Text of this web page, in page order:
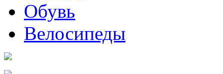
Обувь
Велосипеды